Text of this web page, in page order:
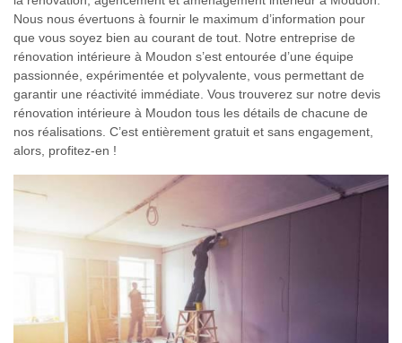
Nous nous évertuons à fournir le maximum d’information pour
que vous soyez bien au courant de tout. Notre entreprise de
rénovation intérieure à Moudon s’est entourée d’une équipe
passionnée, expérimentée et polyvalente, vous permettant de
garantir une réactivité immédiate. Vous trouverez sur notre devis
rénovation intérieure à Moudon tous les détails de chacune de
nos réalisations. C’est entièrement gratuit et sans engagement,
alors, profitez-en !